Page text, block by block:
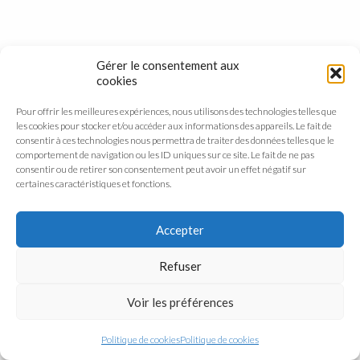
Gérer le consentement aux
cookies
Pour offrir les meilleures expériences, nous utilisons des technologies telles que
les cookies pour stocker et/ou accéder aux informations des appareils. Le fait de
consentir à ces technologies nous permettra de traiter des données telles que le
comportement de navigation ou les ID uniques sur ce site. Le fait de ne pas
consentir ou de retirer son consentement peut avoir un effet négatif sur
certaines caractéristiques et fonctions.
Accepter
Refuser
Voir les préférences
Politique de cookiesPolitique de cookies